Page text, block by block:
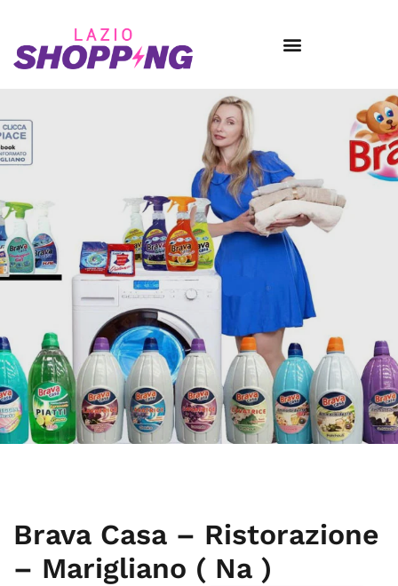
Brava Casa – Ristorazione
– Marigliano ( Na )